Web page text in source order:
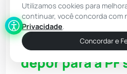
Justiça
Alexandre de
manda Flávio
depor para a PF
Utilizamos cookies para
continuar, você concorda com
Privacidade.
Concordar e